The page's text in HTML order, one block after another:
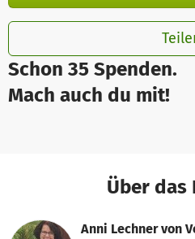
Schon 35 Spenden.
Mach auch du mit!
Über das
Anni Lechner von